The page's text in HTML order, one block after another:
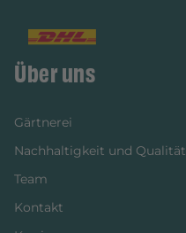
Über uns
Gärtnerei
Nachhaltigkeit und Qualität
Team
Kontakt